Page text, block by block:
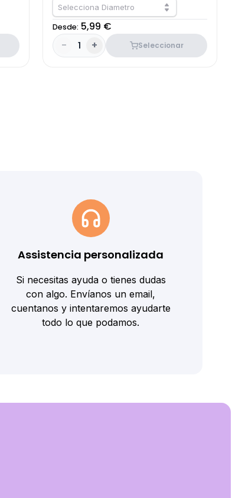
Selecciona Diametro
Desde: 5,99 €
-
1 + Seleccionar
Assistencia personalizada
Si necesitas ayuda o tienes dudas
con algo. Envíanos un email,
cuentanos y intentaremos ayudarte
todo lo que podamos.